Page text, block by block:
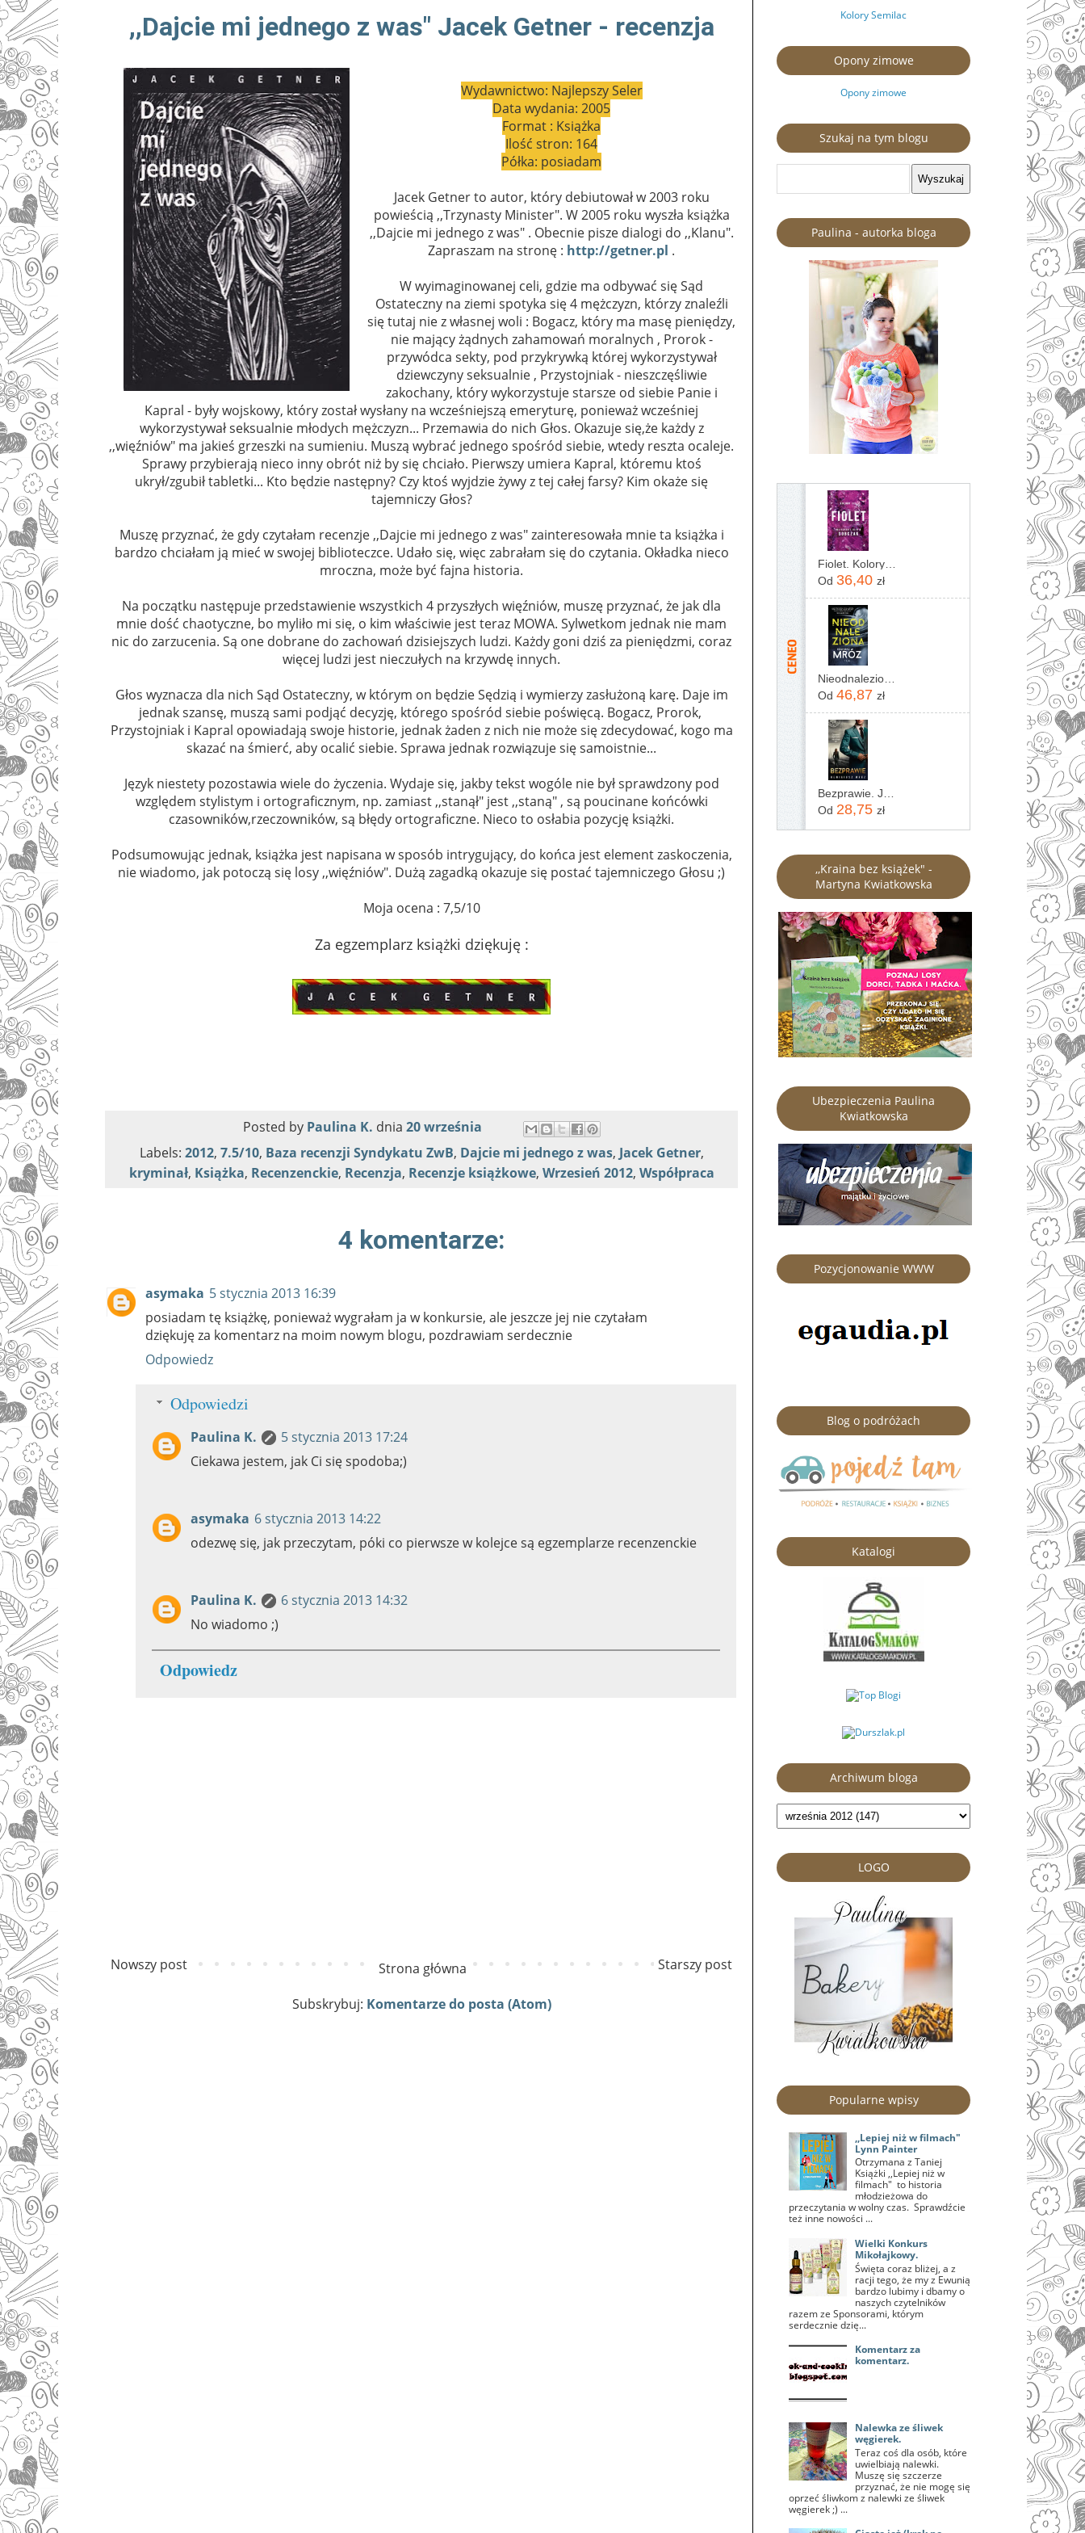
,,Dajcie mi jednego z was" Jacek Getner - recenzja
Wydawnictwo: Najlepszy Seler
Data wydania: 2005
Format : Książka
Ilość stron: 164
Półka: posiadam
Jacek Getner to autor, który debiutował w 2003 roku
powieścią ,,Trzynasty Minister". W 2005 roku wyszła książka
,,Dajcie mi jednego z was" . Obecnie pisze dialogi do ,,Klanu".
Zapraszam na stronę : http://getner.pl .
W wyimaginowanej celi, gdzie ma odbywać się Sąd
Ostateczny na ziemi spotyka się 4 mężczyzn, którzy znaleźli
się tutaj nie z własnej woli : Bogacz, który ma masę pieniędzy,
nie mający żądnych zahamowań moralnych , Prorok -
przywódca sekty, pod przykrywką której wykorzystywał
dziewczyny seksualnie , Przystojniak - nieszczęśliwie
zakochany, który wykorzystuje starsze od siebie Panie i
Kapral - były wojskowy, który został wysłany na wcześniejszą emeryturę, ponieważ wcześniej
wykorzystywał seksualnie młodych mężczyzn... Przemawia do nich Głos. Okazuje się,że każdy z
,,więźniów" ma jakieś grzeszki na sumieniu. Muszą wybrać jednego spośród siebie, wtedy reszta ocaleje.
Sprawy przybierają nieco inny obrót niż by się chciało. Pierwszy umiera Kapral, któremu ktoś
ukrył/zgubił tabletki... Kto będzie następny? Czy ktoś wyjdzie żywy z tej całej farsy? Kim okaże się
tajemniczy Głos?
Muszę przyznać, że gdy czytałam recenzje ,,Dajcie mi jednego z was" zainteresowała mnie ta książka i
bardzo chciałam ją mieć w swojej biblioteczce. Udało się, więc zabrałam się do czytania. Okładka nieco
mroczna, może być fajna historia.
Na początku następuje przedstawienie wszystkich 4 przyszłych więźniów, muszę przyznać, że jak dla
mnie dość chaotyczne, bo myliło mi się, o kim właściwie jest teraz MOWA. Sylwetkom jednak nie mam
nic do zarzucenia. Są one dobrane do zachowań dzisiejszych ludzi. Każdy goni dziś za pieniędzmi, coraz
więcej ludzi jest nieczułych na krzywdę innych.
Głos wyznacza dla nich Sąd Ostateczny, w którym on będzie Sędzią i wymierzy zasłużoną karę. Daje im
jednak szansę, muszą sami podjąć decyzję, którego spośród siebie poświęcą. Bogacz, Prorok,
Przystojniak i Kapral opowiadają swoje historie, jednak żaden z nich nie może się zdecydować, kogo ma
skazać na śmierć, aby ocalić siebie. Sprawa jednak rozwiązuje się samoistnie...
Język niestety pozostawia wiele do życzenia. Wydaje się, jakby tekst wogóle nie był sprawdzony pod
względem stylistym i ortograficznym, np. zamiast ,,stanął" jest ,,staną" , są poucinane końcówki
czasowników,rzeczowników, są błędy ortograficzne. Nieco to osłabia pozycję książki.
Podsumowując jednak, książka jest napisana w sposób intrygujący, do końca jest element zaskoczenia,
nie wiadomo, jak potoczą się losy ,,więźniów". Dużą zagadką okazuje się postać tajemniczego Głosu ;)
Moja ocena : 7,5/10
Za egzemplarz książki dziękuję :
Posted by Paulina K. dnia 20 września
Labels: 2012, 7.5/10, Baza recenzji Syndykatu ZwB, Dajcie mi jednego z was, Jacek Getner,
kryminał, Książka, Recenzenckie, Recenzja, Recenzje książkowe, Wrzesień 2012, Współpraca
4 komentarze:
asymaka 5 stycznia 2013 16:39
posiadam tę książkę, ponieważ wygrałam ja w konkursie, ale jeszcze jej nie czytałam
dziękuję za komentarz na moim nowym blogu, pozdrawiam serdecznie
Odpowiedz
Odpowiedzi
Paulina K.
5 stycznia 2013 17:24
Ciekawa jestem, jak Ci się spodoba;)
asymaka 6 stycznia 2013 14:22
odezwę się, jak przeczytam, póki co pierwsze w kolejce są egzemplarze recenzenckie
Paulina K.
6 stycznia 2013 14:32
No wiadomo ;)
Odpowiedz
Nowszy post Starszy post
Strona główna
Subskrybuj: Komentarze do posta (Atom)
Kolory Semilac
Opony zimowe
Opony zimowe
Szukaj na tym blogu
Paulina - autorka bloga
Od 36,40 zł
Od 46,87 zł
Od 28,75 zł
,,Kraina bez książek" -
Martyna Kwiatkowska
Ubezpieczenia Paulina
Kwiatkowska
Pozycjonowanie WWW
Blog o podróżach
Katalogi
Archiwum bloga
LOGO
Popularne wpisy
,,Lepiej niż w filmach"
Lynn Painter
Otrzymana z Taniej
Książki ,,Lepiej niż w
filmach" to historia
młodzieżowa do
przeczytania w wolny czas. Sprawdźcie
też inne nowości ...
Wielki Konkurs
Mikołajkowy.
Święta coraz bliżej, a z
racji tego, że my z Ewunią
bardzo lubimy i dbamy o
naszych czytelników
razem ze Sponsorami, którym
serdecznie dzię...
Komentarz za
komentarz.
Nalewka ze śliwek
węgierek.
Teraz coś dla osób, które
uwielbiają nalewki.
Muszę się szczerze
przyznać, że nie mogę się
oprzeć śliwkom z nalewki ze śliwek
węgierek ;) ...